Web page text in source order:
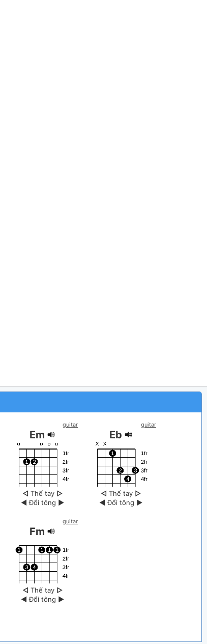
guitar
Em
◁ Thế tay ▷
◀ Đổi tông ▶
guitar
Eb
◁ Thế tay ▷
◀ Đổi tông ▶
guitar
Fm
◁ Thế tay ▷
◀ Đổi tông ▶